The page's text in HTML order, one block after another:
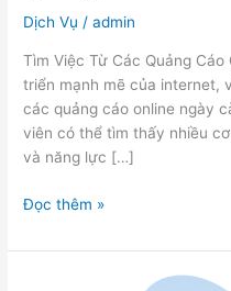
Dịch Vụ /admin
Tìm Việc Từ Các Quảng Cáo
triển mạnh mẽ của internet,
các quảng cáo online ngày
viên có thể tìm thấy nhiều
và năng lực […]
Đọc thêm »